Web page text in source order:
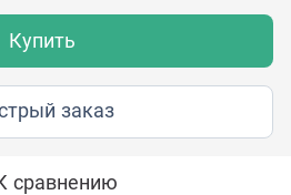
Купить
заказ
сравнению